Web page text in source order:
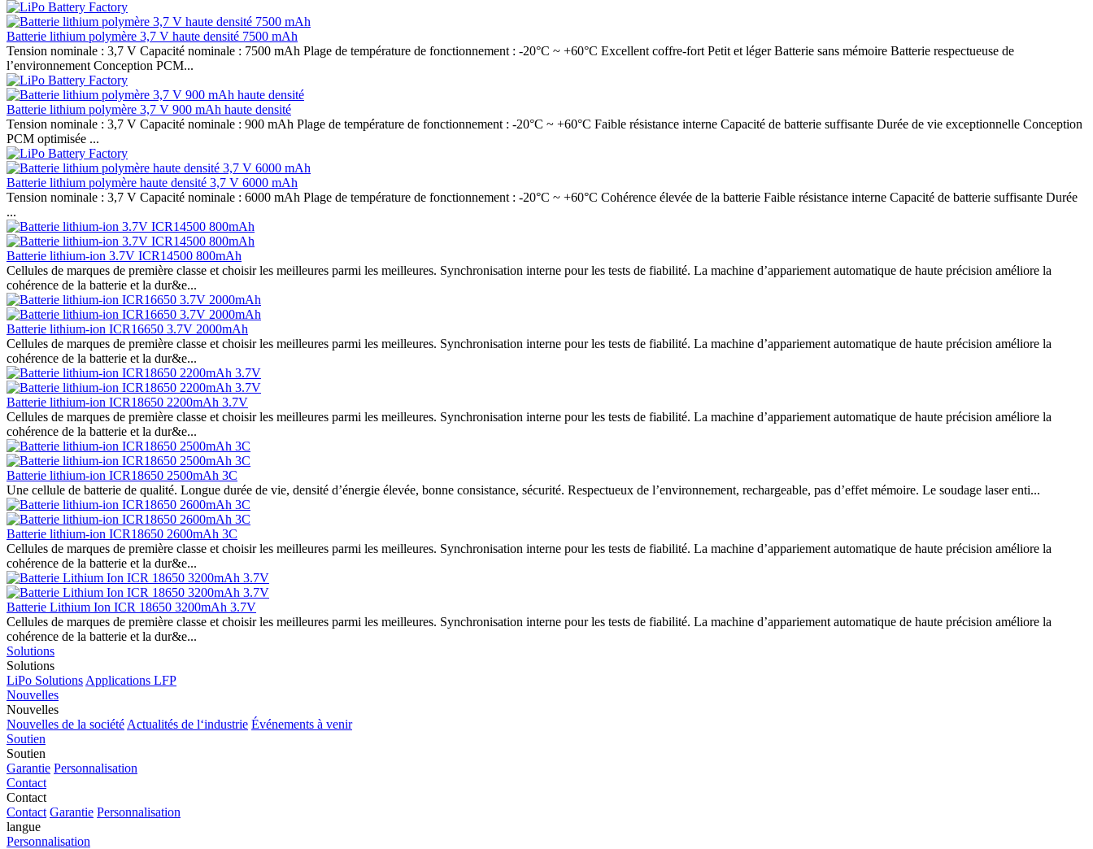
Batterie lithium polymère 3,7 V haute densité 7500 mAh
Tension nominale : 3,7 V Capacité nominale : 7500 mAh Plage de température de fonctionnement : -20°C ~ +60°C Excellent coffre-fort Petit et léger Batterie sans mémoire Batterie respectueuse de
l’environnement Conception PCM...
Batterie lithium polymère 3,7 V 900 mAh haute densité
Tension nominale : 3,7 V Capacité nominale : 900 mAh Plage de température de fonctionnement : -20°C ~ +60°C Faible résistance interne Capacité de batterie suffisante Durée de vie exceptionnelle Conception
PCM optimisée ...
Batterie lithium polymère haute densité 3,7 V 6000 mAh
Tension nominale : 3,7 V Capacité nominale : 6000 mAh Plage de température de fonctionnement : -20°C ~ +60°C Cohérence élevée de la batterie Faible résistance interne Capacité de batterie suffisante Durée
...
Batterie lithium-ion 3.7V ICR14500 800mAh
Cellules de marques de première classe et choisir les meilleures parmi les meilleures. Synchronisation interne pour les tests de fiabilité. La machine d’appariement automatique de haute précision améliore la
cohérence de la batterie et la dur&e...
Batterie lithium-ion ICR16650 3.7V 2000mAh
Cellules de marques de première classe et choisir les meilleures parmi les meilleures. Synchronisation interne pour les tests de fiabilité. La machine d’appariement automatique de haute précision améliore la
cohérence de la batterie et la dur&e...
Batterie lithium-ion ICR18650 2200mAh 3.7V
Cellules de marques de première classe et choisir les meilleures parmi les meilleures. Synchronisation interne pour les tests de fiabilité. La machine d’appariement automatique de haute précision améliore la
cohérence de la batterie et la dur&e...
Batterie lithium-ion ICR18650 2500mAh 3C
Une cellule de batterie de qualité. Longue durée de vie, densité d’énergie élevée, bonne consistance, sécurité. Respectueux de l’environnement, rechargeable, pas d’effet mémoire. Le soudage laser enti...
Batterie lithium-ion ICR18650 2600mAh 3C
Cellules de marques de première classe et choisir les meilleures parmi les meilleures. Synchronisation interne pour les tests de fiabilité. La machine d’appariement automatique de haute précision améliore la
cohérence de la batterie et la dur&e...
Batterie Lithium Ion ICR 18650 3200mAh 3.7V
Cellules de marques de première classe et choisir les meilleures parmi les meilleures. Synchronisation interne pour les tests de fiabilité. La machine d’appariement automatique de haute précision améliore la
cohérence de la batterie et la dur&e...
Solutions
Solutions
LiPo Solutions Applications LFP
Nouvelles
Nouvelles
Nouvelles de la société Actualités de l‘industrie Événements à venir
Soutien
Soutien
Garantie Personnalisation
Contact
Contact
Contact Garantie Personnalisation
langue
Personnalisation